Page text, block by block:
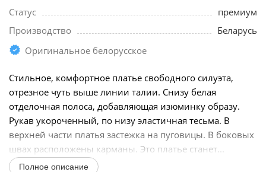
Статус
премиум
Производство
Беларусь
Оригинальное белорусское
Стильное, комфортное платье свободного силуэта,
отрезное чуть выше линии талии. Снизу белая
отделочная полоса, добавляющая изюминку образу.
Рукав укороченный, по низу эластичная тесьма. В
верхней части платья застежка на пуговицы. В боковых
швах расположены карманы. Это платье станет...
Полное описание